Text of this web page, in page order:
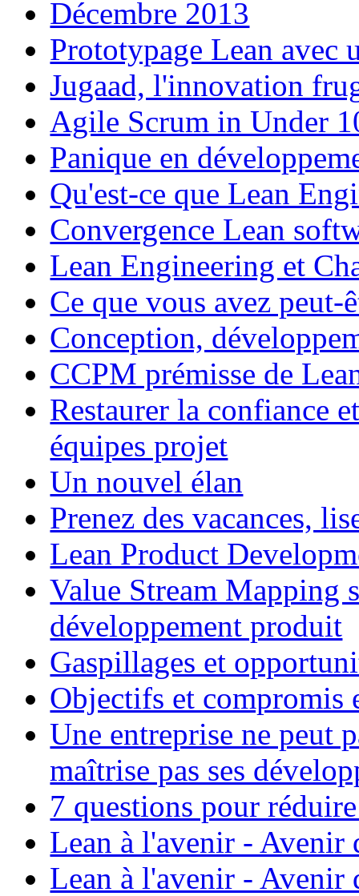
Décembre 2013
Prototypage Lean avec
Jugaad, l'innovation
Agile Scrum in Under
Panique en
Qu'est-ce que Lean
Convergence Lean
Lean Engineering et
Ce que vous avez
Conception,
CCPM prémisse de
Restaurer la confiance
équipes projet
Un nouvel élan
Prenez des vacances,
Lean Product
Value Stream Mapping
développement produit
Gaspillages et
Objectifs et compromis
Une entreprise ne peut
maîtrise pas ses
7 questions pour
Lean à l'avenir - Avenir
Lean à l'avenir - Avenir